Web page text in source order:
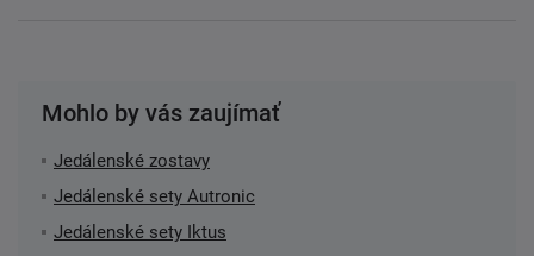
Mohlo by vás zaujímať
Jedálenské zostavy
Jedálenské sety Autronic
Jedálenské sety Iktus